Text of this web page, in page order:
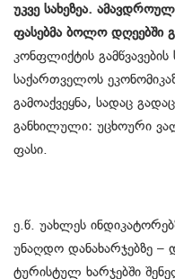
უკვე სახეზეა.
ფასებმა ბოლო დღეებში
კონფლიქტის გამწვავების
საქართველოს
გამოაქვეყნა, სადაც
განხილული: უცხოური
ფასი.
ე.წ. უახლეს
უნაღდო დანახარჯებზე –
ტურისტულ ხარჯებში